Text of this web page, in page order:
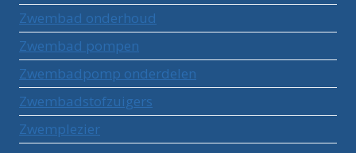
Zwembad onderhoud
Zwembad pompen
Zwembadpomp onderdelen
Zwembadstofzuigers
Zwemplezier